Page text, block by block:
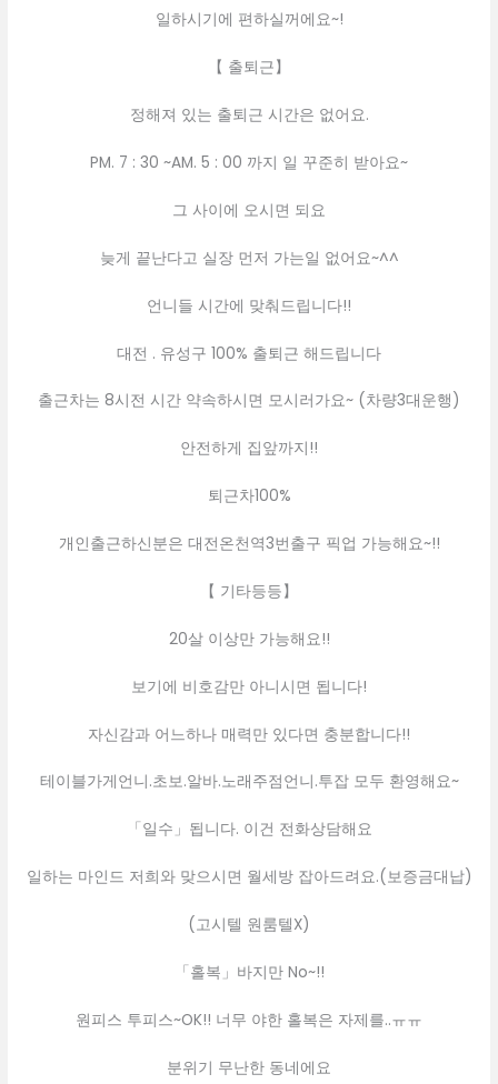
일하시기에 편하실꺼에요~!
【 출퇴근】
정해져 있는 출퇴근 시간은 없어요.
PM. 7 : 30 ~AM. 5 : 00 까지 일 꾸준히 받아요~
그 사이에 오시면 되요
늦게 끝난다고 실장 먼저 가는일 없어요~^^
언니들 시간에 맞춰드립니다!!
대전 . 유성구 100% 출퇴근 해드립니다
출근차는 8시전 시간 약속하시면 모시러가요~ (차량3대운행)
안전하게 집앞까지!!
퇴근차100%
개인출근하신분은 대전온천역3번출구 픽업 가능해요~!!
【 기타등등】
20살 이상만 가능해요!!
보기에 비호감만 아니시면 됩니다!
자신감과 어느하나 매력만 있다면 충분합니다!!
테이블가게언니.초보.알바.노래주점언니.투잡 모두 환영해요~
「일수」됩니다. 이건 전화상담해요
일하는 마인드 저희와 맞으시면 월세방 잡아드려요.(보증금대납)
(고시텔 원룸텔X)
「홀복」바지만 No~!!
원피스 투피스~OK!! 너무 야한 홀복은 자제를..ㅠㅠ
분위기 무난한 동네에요